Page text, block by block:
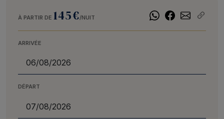
À PARTIR DE 145€/NUIT
ARRIVÉE
DÉPART